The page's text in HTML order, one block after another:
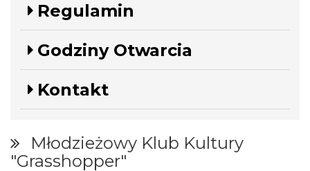
Regulamin
Godziny Otwarcia
Kontakt
Młodzieżowy Klub Kultury
"Grasshopper"